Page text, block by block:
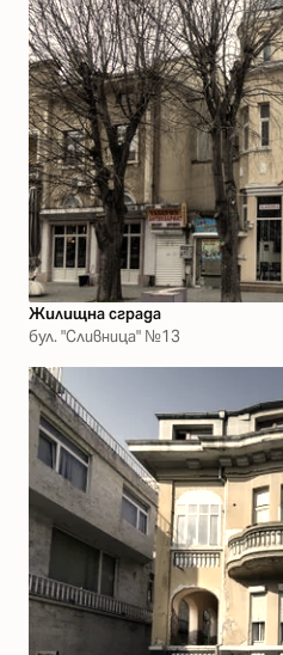
Жилищна сграда
бул. "Сливница" №13